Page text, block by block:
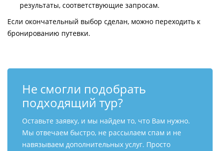
результаты, соответствующие запросам.
Если окончательный выбор сделан, можно переходить к
бронированию путевки.
Не смогли подобрать
подходящий тур?
Оставьте заявку, и мы найдем то, что Вам нужно.
Мы отвечаем быстро, не рассылаем спам и не
навязываем дополнительных услуг. Просто